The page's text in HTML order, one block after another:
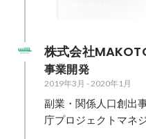
株式会社
事業開発
2019年3月 - 2020年1月
副業・関係人口創出
庁プロジェクトマネ